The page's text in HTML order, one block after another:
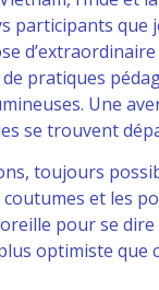
participants que
de pratiques
Une
se trouvent
toujours
coutumes et les
pour se
optimiste